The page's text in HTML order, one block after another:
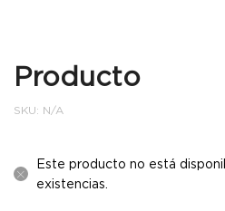
Producto
SKU: N/A
Este producto no está
existencias.